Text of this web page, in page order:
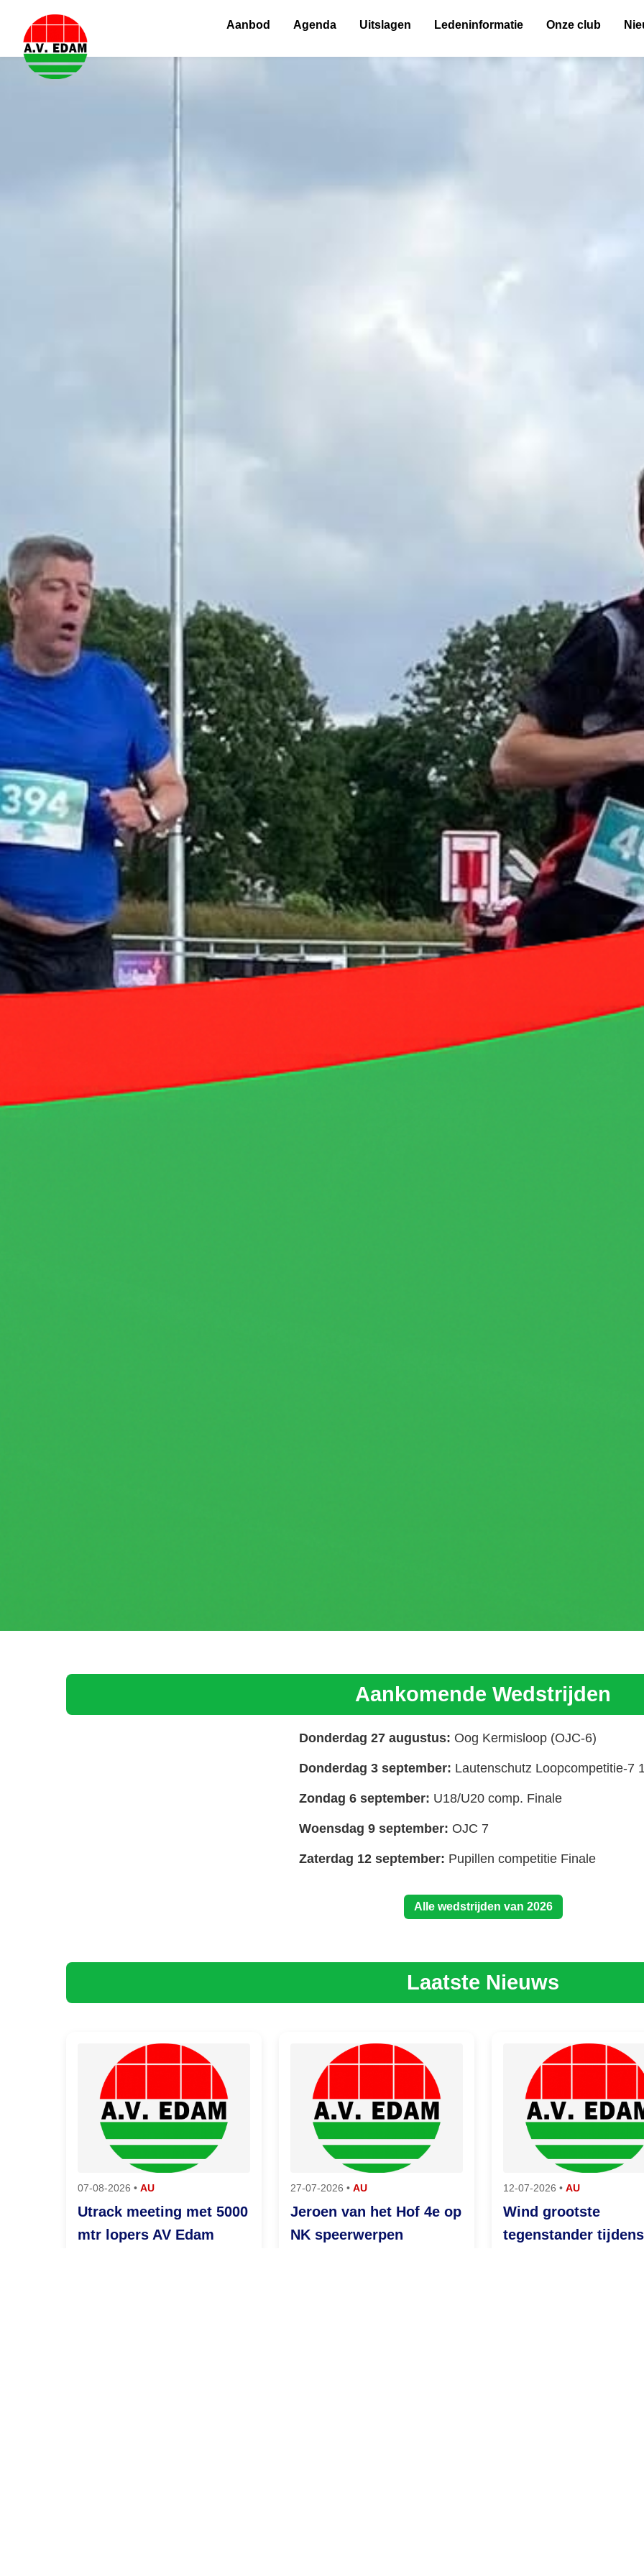
Aanbod Agenda Uitslagen Ledeninformatie Onze club
Aankomende Wedstrijden
Donderdag 27 augustus: Oog Kermisloop (OJC-6)
Donderdag 3 september: Lautenschutz Loopcompetitie-7
Zondag 6 september: U18/U20 comp. Finale
Woensdag 9 september: OJC 7
Zaterdag 12 september: Pupillen competitie Finale
Alle wedstrijden van 2026
Laatste Nieuws
07-08-2026 • AU
Utrack meeting met 5000
mtr lopers AV Edam
27-07-2026 • AU
Jeroen van het Hof 4e op
NK speerwerpen
12-07-2026 • AU
Wind grootste
tegenstander tijdens